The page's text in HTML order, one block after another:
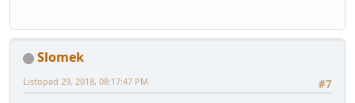
Slomek
#7
Listopad 29, 2018, 08:17:47 PM